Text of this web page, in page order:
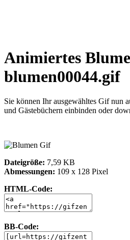
Animiertes
blumen00044.gif
Sie können Ihr ausgewähltes Gif nun
und Gästebüchern einbinden oder
Dateigröße: 7,59 KB
Abmessungen: 109 x 128 Pixel
HTML-Code:
BB-Code: